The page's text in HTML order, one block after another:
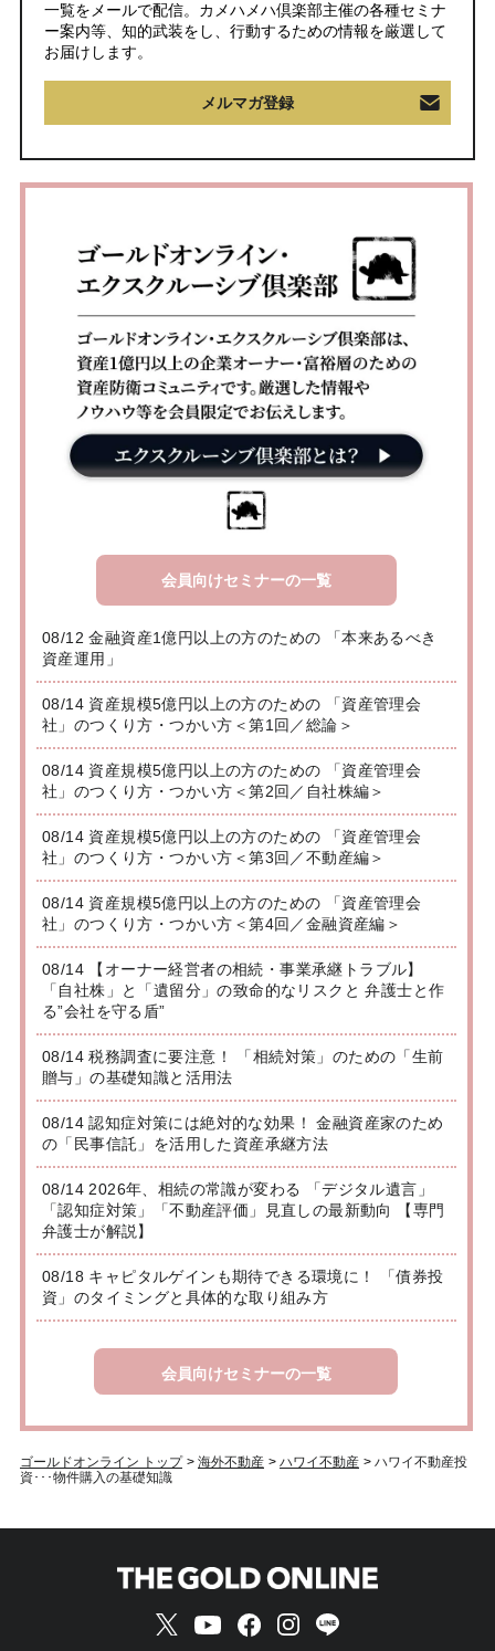
一覧をメールで配信。カメハメハ倶楽部主催の各種セミナ
ー案内等、知的武装をし、行動するための情報を厳選して
お届けします。
メルマガ登録
会員向けセミナーの一覧
08/12 金融資産1億円以上の方のための 「本来あるべき
資産運用」
08/14 資産規模5億円以上の方のための 「資産管理会
社」のつくり方・つかい方＜第1回／総論＞
08/14 資産規模5億円以上の方のための 「資産管理会
社」のつくり方・つかい方＜第2回／自社株編＞
08/14 資産規模5億円以上の方のための 「資産管理会
社」のつくり方・つかい方＜第3回／不動産編＞
08/14 資産規模5億円以上の方のための 「資産管理会
社」のつくり方・つかい方＜第4回／金融資産編＞
08/14 【オーナー経営者の相続・事業承継トラブル】
「自社株」と「遺留分」の致命的なリスクと 弁護士と作
る”会社を守る盾”
08/14 税務調査に要注意！ 「相続対策」のための「生前
贈与」の基礎知識と活用法
08/14 認知症対策には絶対的な効果！ 金融資産家のため
の「民事信託」を活用した資産承継方法
08/14 2026年、相続の常識が変わる 「デジタル遺言」
「認知症対策」「不動産評価」見直しの最新動向 【専門
弁護士が解説】
08/18 キャピタルゲインも期待できる環境に！ 「債券投
資」のタイミングと具体的な取り組み方
会員向けセミナーの一覧
ゴールドオンライン トップ > 海外不動産 > ハワイ不動産 > ハワイ不動産投
資･･･物件購入の基礎知識